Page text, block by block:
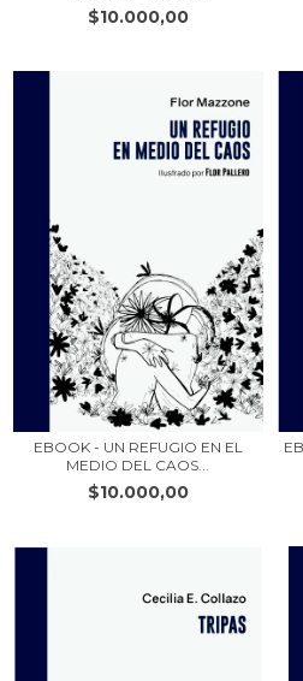
$10.000,00
EBOOK - UN REFUGIO EN EL
MEDIO DEL CAOS...
$10.000,00